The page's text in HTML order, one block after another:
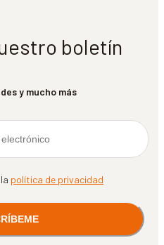
boletín
y mucho más
política de privacidad